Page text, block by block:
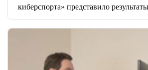
киберспорта» представило